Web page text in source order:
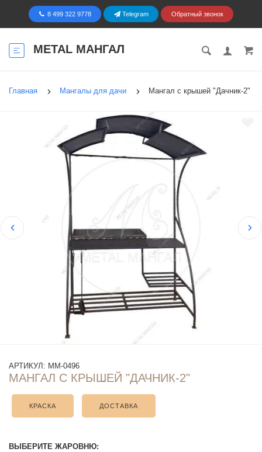
8 499 322 9778 Telegram Обратный звонок
METAL МАНГАЛ
Главная Мангалы для дачи Мангал с крышей "Дачник-2"
АРТИКУЛ: ММ-0496
МАНГАЛ С КРЫШЕЙ "ДАЧНИК-2"
КРАСКА ДОСТАВКА
ВЫБЕРИТЕ ЖАРОВНЮ: